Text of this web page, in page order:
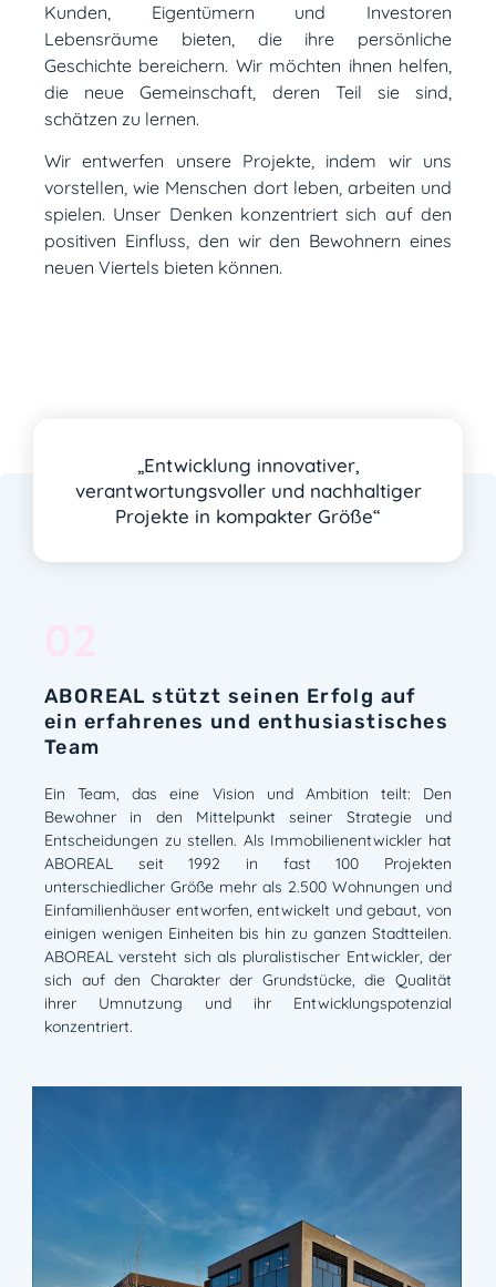
Kunden, Eigentümern und Investoren
Lebensräume bieten, die ihre persönliche
Geschichte bereichern. Wir möchten ihnen helfen,
die neue Gemeinschaft, deren Teil sie sind,
schätzen zu lernen.
Wir entwerfen unsere Projekte, indem wir uns
vorstellen, wie Menschen dort leben, arbeiten und
spielen. Unser Denken konzentriert sich auf den
positiven Einfluss, den wir den Bewohnern eines
neuen Viertels bieten können.
„Entwicklung innovativer,
verantwortungsvoller und nachhaltiger
Projekte in kompakter Größe“
ABOREAL stützt seinen Erfolg auf
ein erfahrenes und enthusiastisches
Team
Ein Team, das eine Vision und Ambition teilt: Den
Bewohner in den Mittelpunkt seiner Strategie und
Entscheidungen zu stellen. Als Immobilienentwickler hat
ABOREAL seit 1992 in fast 100 Projekten
unterschiedlicher Größe mehr als 2.500 Wohnungen und
Einfamilienhäuser entworfen, entwickelt und gebaut, von
einigen wenigen Einheiten bis hin zu ganzen Stadtteilen.
ABOREAL versteht sich als pluralistischer Entwickler, der
sich auf den Charakter der Grundstücke, die Qualität
ihrer Umnutzung und ihr Entwicklungspotenzial
konzentriert.